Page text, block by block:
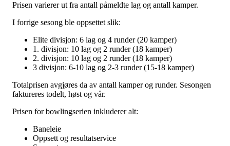
Prisen varierer ut fra antall påmeldte lag og antall kamper.
I forrige sesong ble oppsettet slik:
Elite divisjon: 6 lag og 4 runder (20 kamper)
1. divisjon: 10 lag og 2 runder (18 kamper)
2. divisjon: 10 lag og 2 runder (18 kamper)
3 divisjon: 6-10 lag og 2-3 runder (15-18 kamper)
Totalprisen avgjøres da av antall kamper og runder. Sesongen
faktureres todelt, høst og vår.
Prisen for bowlingserien inkluderer alt:
Baneleie
Oppsett og resultatservice